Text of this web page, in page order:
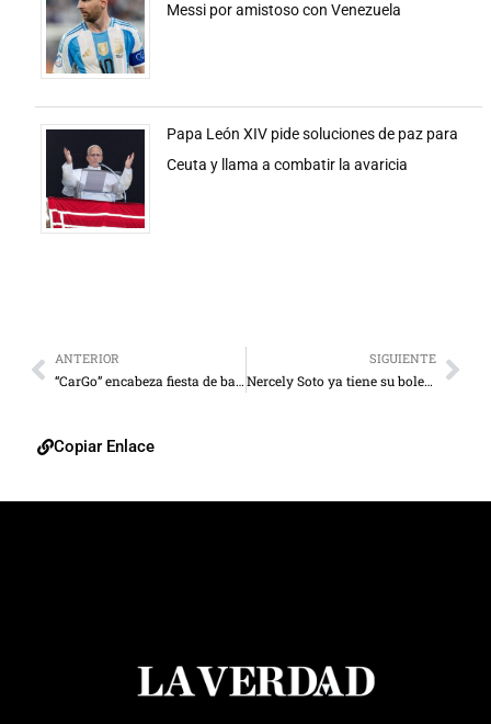
Messi por amistoso con Venezuela
Papa León XIV pide soluciones de paz para
Ceuta y llama a combatir la avaricia
ANTERIOR
“CarGo” encabeza fiesta de batazos en Colorado
SIGUIENTE
Nercely Soto ya tiene su boleto a Río 2016
Copiar Enlace